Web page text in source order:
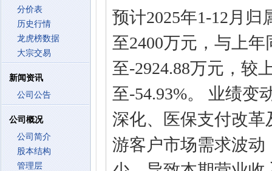
分价表
历史行情
龙虎榜数据
大宗交易
新闻资讯
公司公告
公司概况
公司简介
股本结构
管理层
预计2025年1-12月
至2400万元，与上
至-2924.88万元，较
至-54.93%。 业绩变
深化、医保支付改
游客户市场需求波